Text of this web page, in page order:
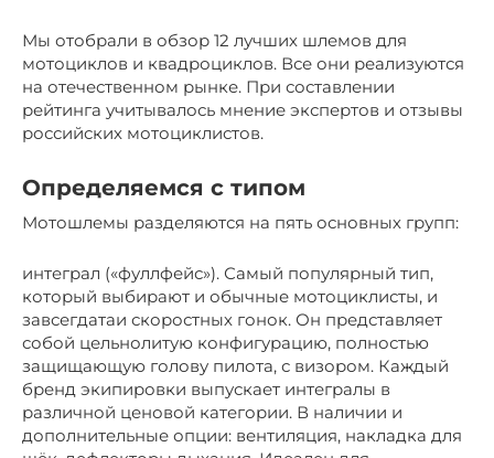
Мы отобрали в обзор 12 лучших шлемов для
мотоциклов и квадроциклов. Все они реализуются
на отечественном рынке. При составлении
рейтинга учитывалось мнение экспертов и отзывы
российских мотоциклистов.
Определяемся с типом
Мотошлемы разделяются на пять основных групп:
интеграл («фуллфейс»). Самый популярный тип,
который выбирают и обычные мотоциклисты, и
завсегдатаи скоростных гонок. Он представляет
собой цельнолитую конфигурацию, полностью
защищающую голову пилота, с визором. Каждый
бренд экипировки выпускает интегралы в
различной ценовой категории. В наличии и
дополнительные опции: вентиляция, накладка для